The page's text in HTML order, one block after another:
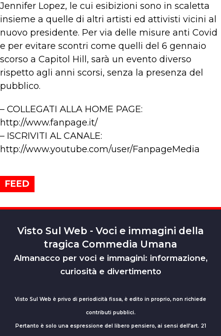
Jennifer Lopez, le cui esibizioni sono in scaletta
insieme a quelle di altri artisti ed attivisti vicini al
nuovo presidente. Per via delle misure anti Covid
e per evitare scontri come quelli del 6 gennaio
scorso a Capitol Hill, sarà un evento diverso
rispetto agli anni scorsi, senza la presenza del
pubblico.
– COLLEGATI ALLA HOME PAGE:
http://www.fanpage.it/
– ISCRIVITI AL CANALE:
http://www.youtube.com/user/FanpageMedia
FEED
Visto Sul Web - Voci e immagini della
tragica Commedia Umana
Almanacco per voci e immagini: informazione,
curiosità e divertimento
Visto Sul Web è privo di periodicità fissa, è edito in proprio, non richiede
contributi pubblici.
Pertanto è solo una espressione del libero pensiero, ai sensi dell’art. 21